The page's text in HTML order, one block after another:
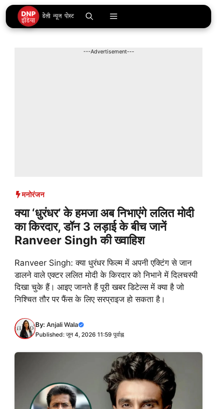
Skip
to
content
Menu
---Advertisement---
मनोरंजन
क्या ‘धुरंधर’ के हमजा अब निभाएंगे ललित मोदी
का किरदार, डॉन 3 लड़ाई के बीच जानें
Ranveer Singh की ख्वाहिश
Ranveer Singh: क्या धुरंधर फिल्म में अपनी एक्टिंग से जान
डालने वाले एक्टर ललित मोदी के किरदार को निभाने में दिलचस्पी
दिखा चुके हैं। आइए जानते हैं पूरी खबर डिटेल्स में क्या है जो
निश्चित तौर पर फैंस के लिए सरप्राइज हो सकता है।
By: Anjali Wala
Published: जून 4, 2026 11:59 पूर्वाह्न